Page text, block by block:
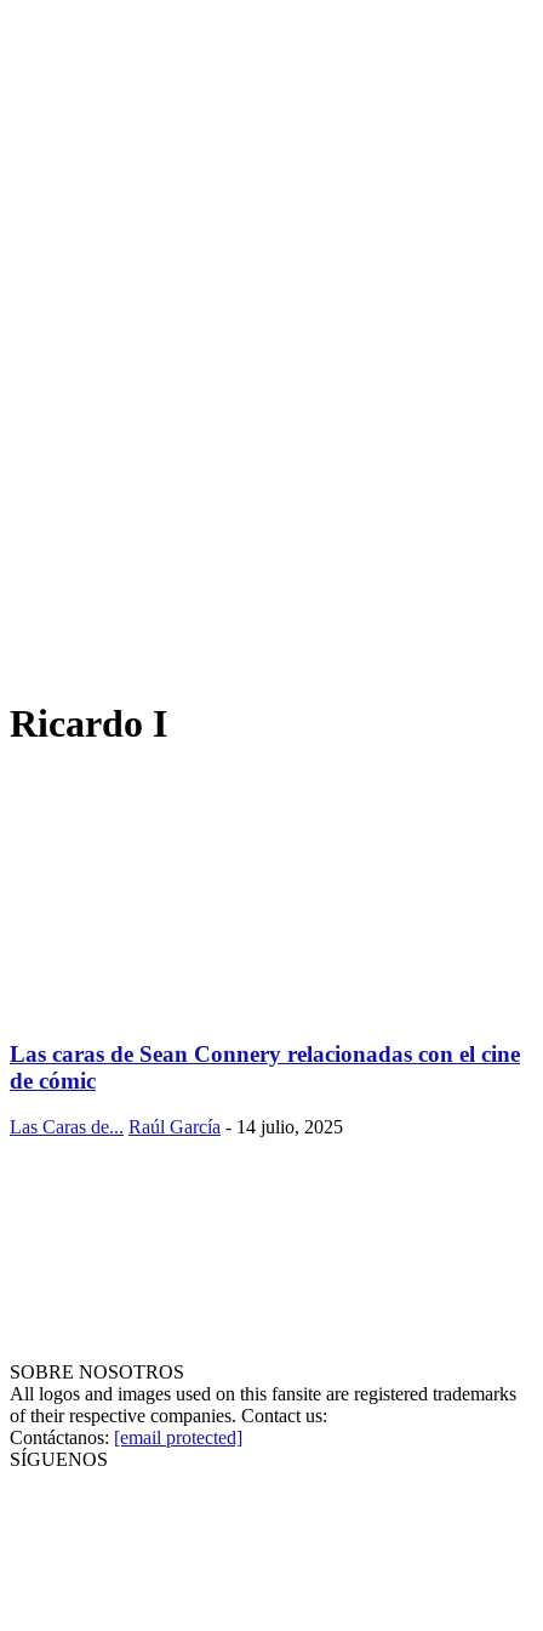
Ricardo I
Las caras de Sean Connery relacionadas con el cine
de cómic
Las Caras de... Raúl García - 14 julio, 2025
SOBRE NOSOTROS
All logos and images used on this fansite are registered trademarks
of their respective companies. Contact us:
Contáctanos: [email protected]
SÍGUENOS